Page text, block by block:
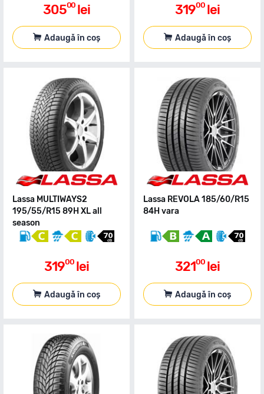
30500 lei
Adaugă în coș
31900 lei
Adaugă în coș
Lassa MULTIWAYS2
195/55/R15 89H XL all
season
31900 lei
Adaugă în coș
Lassa REVOLA 185/60/R15
84H vara
32100 lei
Adaugă în coș